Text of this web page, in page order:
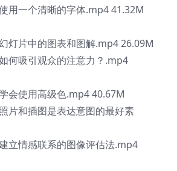
用一个清晰的字体.mp4 41.32M
片中的图表和图解.mp4 26.09M
何吸引观众的注意力？.mp4
会使用高级色.mp4 40.67M
和插图是表达意图的最好素
立情感联系的图像评估法.mp4